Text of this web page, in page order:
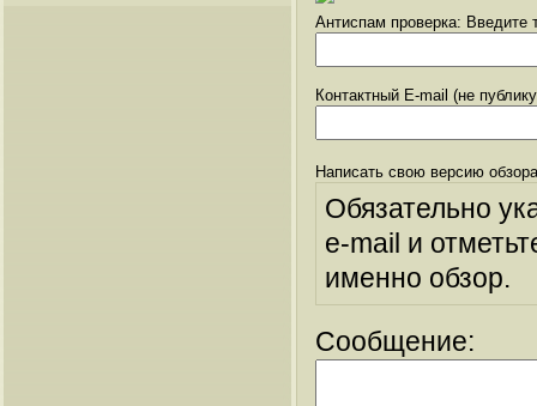
Антиспам проверка: Введите
Контактный E-mail (не
Написать свою версию
Обязательно
e-mail и
именно обзор.
Сообщение: